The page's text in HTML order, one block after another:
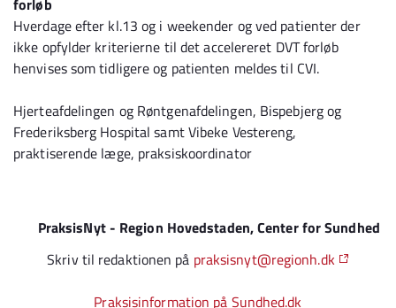
forløb
Hverdage efter kl.13 og i weekender og ved patienter der
ikke opfylder kriterierne til det accelereret DVT forløb
henvises som tidligere og patienten meldes til CVI.
Hjerteafdelingen og Røntgenafdelingen, Bispebjerg og
Frederiksberg Hospital samt Vibeke Vestereng,
praktiserende læge, praksiskoordinator
PraksisNyt - Region Hovedstaden, Center for Sundhed
Skriv til redaktionen på praksisnyt@regionh.dk
Praksisinformation på Sundhed.dk